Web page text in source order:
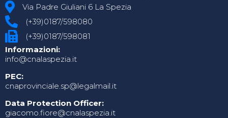
Via Padre Giuliani 6 La Spezia
(+39)0187/598080
(+39)0187/598081
Informazioni:
info@cnalaspezia.it
PEC:
cnaprovinciale.sp@legalmail.it
Data Protection Officer:
giacomo.fiore@cnalaspezia.it